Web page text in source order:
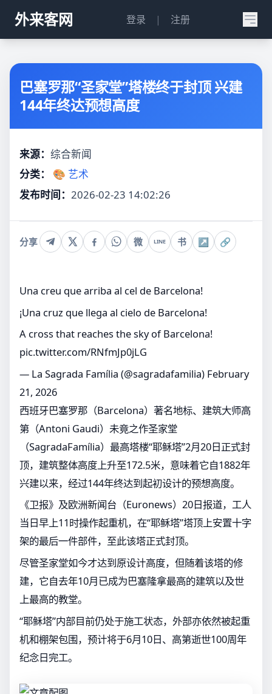
外来客网 登录 | 注册
巴塞罗那“圣家堂”塔楼终于封顶 兴建
144年终达预想高度
来源： 综合新闻
分类：
🎨 艺术
发布时间： 2026-02-23 14:02:26
分享 微 LINE 书 ↗ 🔗
Una creu que arriba al cel de Barcelona!
¡Una cruz que llega al cielo de Barcelona!
A cross that reaches the sky of Barcelona!
pic.twitter.com/RNfmJp0jLG
— La Sagrada Família (@sagradafamilia) February
21, 2026
西班牙巴塞罗那（Barcelona）著名地标、建筑大师高
第（Antoni Gaudi）未竟之作圣家堂
（SagradaFamília）最高塔楼“耶稣塔”2月20日正式封
顶，建筑整体高度上升至172.5米，意味着它自1882年
兴建以来，经过144年终达到起初设计的预想高度。
《卫报》及欧洲新闻台（Euronews）20日报道，工人
当日早上11时操作起重机，在“耶稣塔”塔顶上安置十字
架的最后一件部件，至此该塔正式封顶。
尽管圣家堂如今才达到原设计高度，但随着该塔的修
建，它自去年10月已成为巴塞隆拿最高的建筑以及世
上最高的教堂。
“耶稣塔”内部目前仍处于施工状态，外部亦依然被起重
机和棚架包围，预计将于6月10日、高第逝世100周年
纪念日完工。